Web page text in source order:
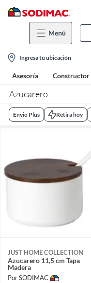
Menú
location-
icon
Ingresa tu ubicación
Asesoría Constructor
Azucarero
Envio Plus Retira hoy
JUST HOME COLLECTION
Azucarero 11,5 cm Tapa
Madera
Por SODIMAC